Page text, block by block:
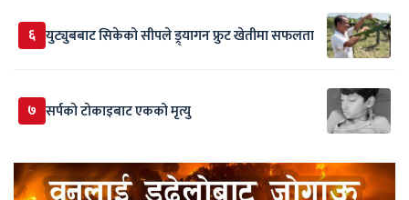
६ युट्युबबाट सिकेको सीपले ड्र्यागन फ्रुट खेतीमा सफलता
७ सर्पकाे टाेकाइबाट एकको मृत्यु